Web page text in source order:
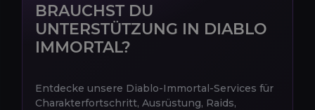
BRAUCHST DU
UNTERSTÜTZUNG IN DIABLO
IMMORTAL?
Entdecke unsere Diablo-Immortal-Services für
Charakterfortschritt, Ausrüstung, Raids,